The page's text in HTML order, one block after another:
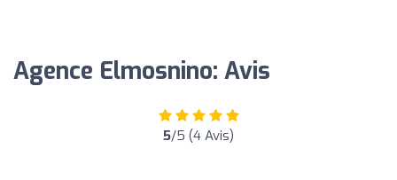
Agence Elmosnino: Avis
5/5 (4 Avis)